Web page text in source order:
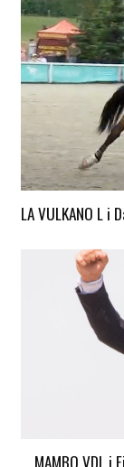
LA VULKANO L i
MAMBO VDL i